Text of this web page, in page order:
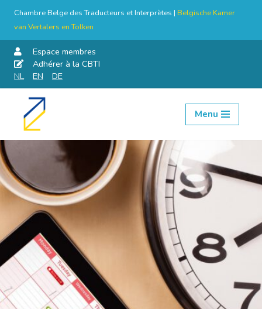
Chambre Belge des Traducteurs et Interprètes | Belgische Kamer
van Vertalers en Tolken
Espace membres
Adhérer à la CBTI
NL
EN DE
Aller
Menu